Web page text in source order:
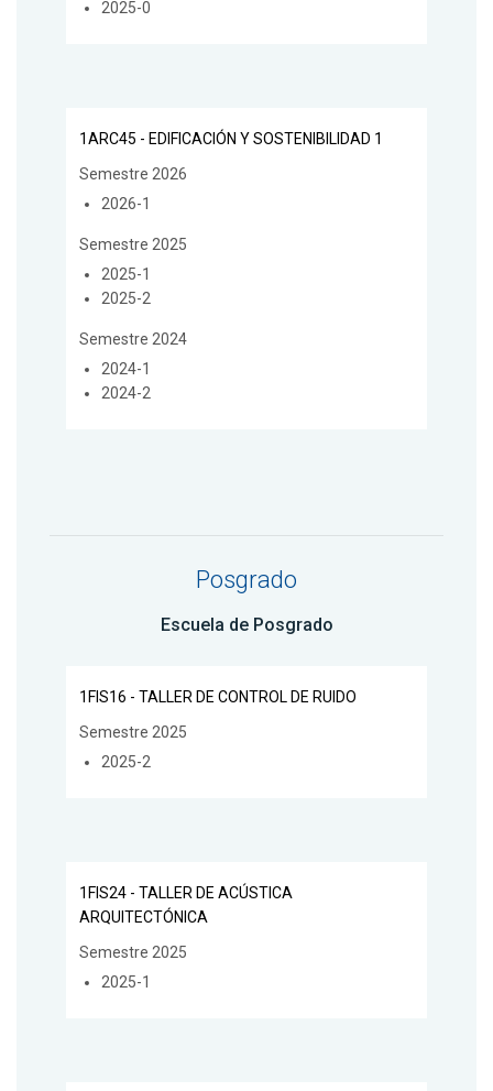
2025-0
1ARC45 - EDIFICACIÓN Y SOSTENIBILIDAD 1
Semestre 2026
2026-1
Semestre 2025
2025-1
2025-2
Semestre 2024
2024-1
2024-2
Posgrado
Escuela de Posgrado
1FIS16 - TALLER DE CONTROL DE RUIDO
Semestre 2025
2025-2
1FIS24 - TALLER DE ACÚSTICA
ARQUITECTÓNICA
Semestre 2025
2025-1